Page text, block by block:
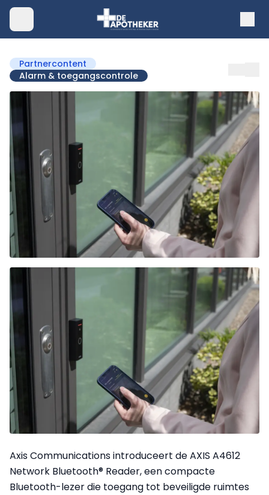
Partnercontent
Alarm & toegangscontrole
Axis Communications introduceert de AXIS A4612
Network Bluetooth® Reader, een compacte
Bluetooth-lezer die toegang tot beveiligde ruimtes